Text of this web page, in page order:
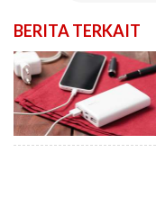
BERITA TERKAIT